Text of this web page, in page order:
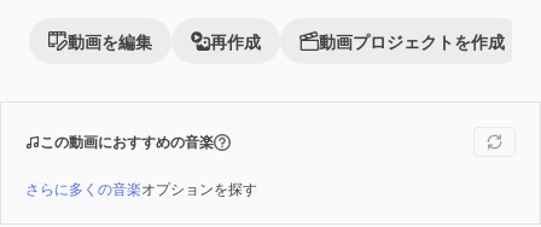
動画を編集 再作成 動画プロジェクトを作成
この動画におすすめの音楽
さらに多くの音楽オプションを探す